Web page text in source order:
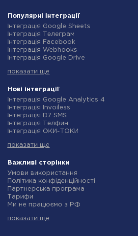
Популярні інтеграції
Інтеграція Google Sheets
Інтеграція Телеграм
Інтеграція Facebook
Інтеграція Webhooks
Інтеграція Google Drive
Інтеграція Gmail
Інтеграція Rozetka
Інтеграція OpenAI (ChatGPT)
Інтеграція Binotel
Інтеграція Prom
Інтеграція Приват24
Інтеграція OLX
Інтеграція SendPulse
Інтеграція Stream Telecom
Інтеграція Google Analytics
Інтеграція Creatio
Інтеграція Ringostat
Інтеграція Google Calendar
Інтеграція Airtable
показати ще
Нові інтеграції
Інтеграція Google Analytics 4
Інтеграція Invoiless
Інтеграція D7 SMS
Інтеграція Телфин
Інтеграція ОКИ-ТОКИ
Інтеграція Microsoft Dynamics 365
Інтеграція TxtSync
Інтеграція Wire2Air
Інтеграція Corezoid
Інтеграція Infobip
Інтеграція Instasent
Інтеграція AtomPark
Інтеграція Campaign Monitor
показати ще
Важливі сторінки
Умови використання
Політика конфіденційності
Партнерська програма
Тарифи
Ми не працюємо з РФ
Індивідуальна розробка
показати ще